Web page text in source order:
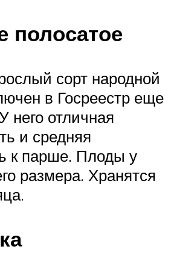
полосатое
сорт народной
в Госреестр еще
него отличная
и средняя
к парше. Плоды у
размера. Хранятся